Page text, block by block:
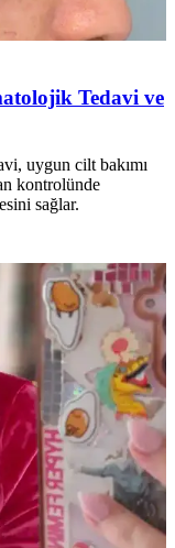
Tedavi ve
uygun cilt bakımı
kontrolünde
sağlar.